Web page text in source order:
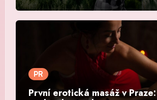
PR
První erotická masáž v